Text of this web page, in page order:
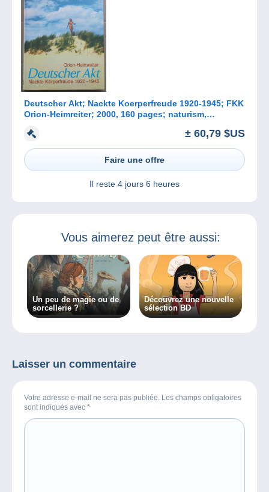
Deutscher Akt; Nackte Koerperfreude 1920-1945; FKK
Orion-Heimreiter; 2000, 160 pages; naturism,
± 60,79 $US
Faire une offre
Il reste 4 jours 6 heures
Vous aimerez peut être aussi:
Un peu de magie ou de
sorcellerie ?
Découvrez une nouvelle
sélection BD
Laisser un commentaire
Votre adresse e-mail ne sera pas publiée. Les champs obligatoires
sont indiqués avec *